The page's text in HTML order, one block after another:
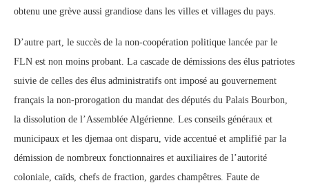
obtenu une grève aussi grandiose dans les villes et villages du pays.
D’autre part, le succès de la non-coopération politique lancée par le
FLN est non moins probant. La cascade de démissions des élus patriotes
suivie de celles des élus administratifs ont imposé au gouvernement
français la non-prorogation du mandat des députés du Palais Bourbon,
la dissolution de l’Assemblée Algérienne. Les conseils généraux et
municipaux et les djemaa ont disparu, vide accentué et amplifié par la
démission de nombreux fonctionnaires et auxiliaires de l’autorité
coloniale, caïds, chefs de fraction, gardes champêtres. Faute de